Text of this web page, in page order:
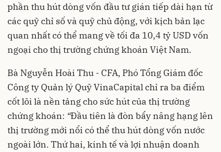
phần thu hút dòng vốn đầu tư gián tiếp dài hạn từ
các quỹ chỉ số và quỹ chủ động, với kịch bản lạc
quan nhất có thể mang về tối đa 10,4 tỷ USD vốn
ngoại cho thị trường chứng khoán Việt Nam.
Bà Nguyễn Hoài Thu - CFA, Phó Tổng Giám đốc
Công ty Quản lý Quỹ VinaCapital chỉ ra ba điểm
cốt lõi là nền tảng cho sức hút của thị trường
chứng khoán: “Đầu tiên là đòn bẩy nâng hạng lên
thị trường mới nổi có thể thu hút dòng vốn nước
ngoài lớn. Thứ hai, kinh tế và lợi nhuận doanh